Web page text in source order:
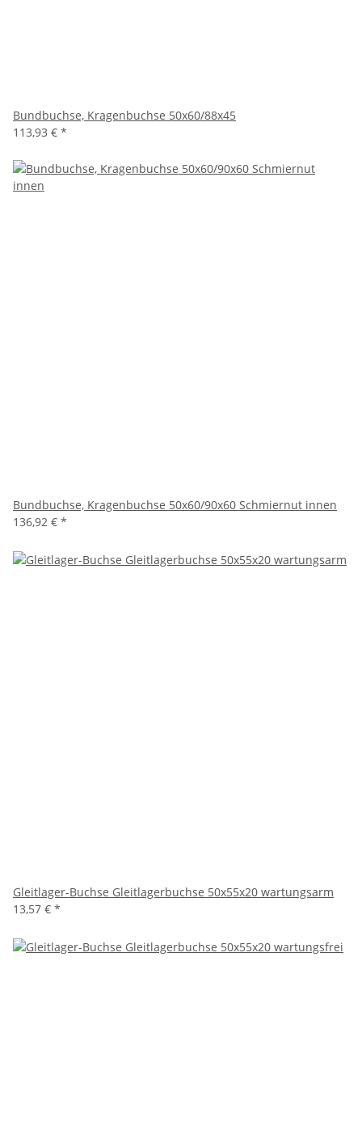
Bundbuchse, Kragenbuchse 50x60/88x45
113,93 € *
Bundbuchse, Kragenbuchse 50x60/90x60 Schmiernut innen
136,92 € *
Gleitlager-Buchse Gleitlagerbuchse 50x55x20 wartungsarm
13,57 € *